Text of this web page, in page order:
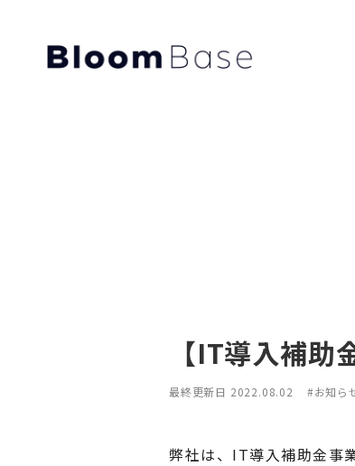
【IT導入補
最終更新日 2022.08.02 #お知ら
弊社は、IT導⼊補助⾦事